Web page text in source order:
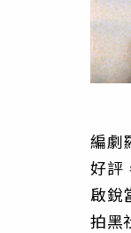
編劇
好評
啟銳
拍黑